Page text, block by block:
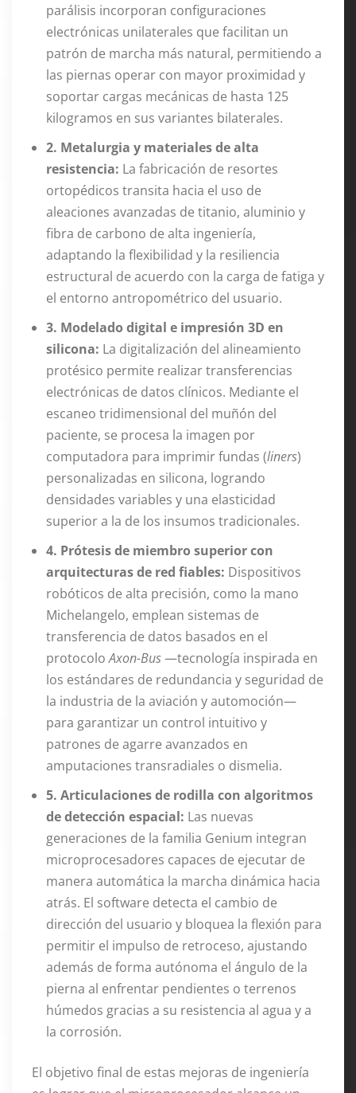
parálisis incorporan configuraciones
electrónicas unilaterales que facilitan un
patrón de marcha más natural, permitiendo a
las piernas operar con mayor proximidad y
soportar cargas mecánicas de hasta 125
kilogramos en sus variantes bilaterales.
2. Metalurgia y materiales de alta
resistencia: La fabricación de resortes
ortopédicos transita hacia el uso de
aleaciones avanzadas de titanio, aluminio y
fibra de carbono de alta ingeniería,
adaptando la flexibilidad y la resiliencia
estructural de acuerdo con la carga de fatiga y
el entorno antropométrico del usuario.
3. Modelado digital e impresión 3D en
silicona: La digitalización del alineamiento
protésico permite realizar transferencias
electrónicas de datos clínicos. Mediante el
escaneo tridimensional del muñón del
paciente, se procesa la imagen por
computadora para imprimir fundas (liners)
personalizadas en silicona, logrando
densidades variables y una elasticidad
superior a la de los insumos tradicionales.
4. Prótesis de miembro superior con
arquitecturas de red fiables: Dispositivos
robóticos de alta precisión, como la mano
Michelangelo, emplean sistemas de
transferencia de datos basados en el
protocoloAxon-Bus—tecnología inspirada en
los estándares de redundancia y seguridad de
la industria de la aviación y automoción—
para garantizar un control intuitivo y
patrones de agarre avanzados en
amputaciones transradiales o dismelia.
5. Articulaciones de rodilla con algoritmos
de detección espacial: Las nuevas
generaciones de la familia Genium integran
microprocesadores capaces de ejecutar de
manera automática la marcha dinámica hacia
atrás. El software detecta el cambio de
dirección del usuario y bloquea la flexión para
permitir el impulso de retroceso, ajustando
además de forma autónoma el ángulo de la
pierna al enfrentar pendientes o terrenos
húmedos gracias a su resistencia al agua y a
la corrosión.
El objetivo final de estas mejoras de ingeniería